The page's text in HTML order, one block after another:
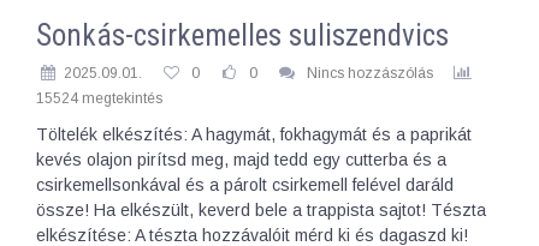
Sonkás-csirkemelles suliszendvics
2025.09.01. 0 0
Nincs hozzászólás
15524 megtekintés
Töltelék elkészítés: A hagymát, fokhagymát és a paprikát
kevés olajon pirítsd meg, majd tedd egy cutterba és a
csirkemellsonkával és a párolt csirkemell felével daráld
össze! Ha elkészült, keverd bele a trappista sajtot! Tészta
elkészítése: A tészta hozzávalóit mérd ki és dagaszd ki!